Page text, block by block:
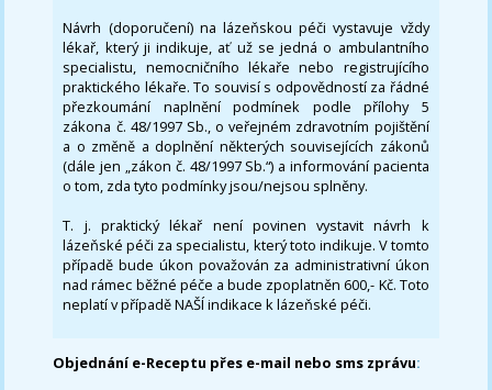
Návrh (doporučení) na lázeňskou péči vystavuje vždy
lékař, který ji indikuje, ať už se jedná o ambulantního
specialistu, nemocničního lékaře nebo registrujícího
praktického lékaře. To souvisí s odpovědností za řádné
přezkoumání naplnění podmínek podle přílohy 5
zákona č. 48/1997 Sb., o veřejném zdravotním pojištění
a o změně a doplnění některých souvisejících zákonů
(dále jen „zákon č. 48/1997 Sb.“) a informování pacienta
o tom, zda tyto podmínky jsou/nejsou splněny.
T. j. praktický lékař není povinen vystavit návrh k
lázeňské péči za specialistu, který toto indikuje. V tomto
případě bude úkon považován za administrativní úkon
nad rámec běžné péče a bude zpoplatněn 600,- Kč. Toto
neplatí v případě NAŠÍ indikace k lázeňské péči.
Objednání e-Receptu přes e-mail nebo sms zprávu: